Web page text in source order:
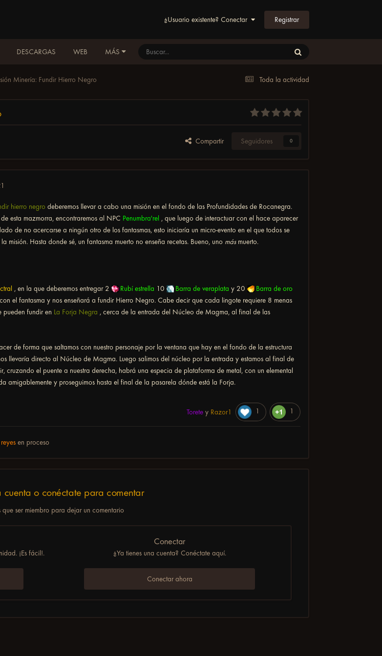
¿Usuario existente? Conectar Registrar
DESCARGAS WEB MÁS
Toda la actividad
Minería: Fundir Hierro Negro
Compartir Seguidores 0
hierro negro deberemos llevar a cabo una misión en el fondo de las Profundidades de Rocanegra.
esta mazmorra, encontraremos al NPC Penumbra'rel , que luego de interactuar con el hace aparecer
de no acercarse a ningún otro de los fantasmas, esto iniciaría un micro-evento en el que todos se
misión. Hasta donde sé, un fantasma muerto no enseña recetas. Bueno, uno másmuerto.
, en la que deberemos entregar 2 Rubí estrella 10 Barra de veraplata y 20
Barra de oro
el fantasma y nos enseñará a fundir Hierro Negro. Cabe decir que cada lingote requiere 8 menas
pueden fundir en La Forja Negra , cerca de la entrada del Núcleo de Magma, al final de las
de forma que saltamos con nuestro personaje por la ventana que hay en el fondo de la estructura
llevaría directo al Núcleo de Magma. Luego salimos del núcleo por la entrada y estamos al final de
cruzando el puente a nuestra derecha, habrá una especia de plataforma de metal, con un elemental
amigablemente y proseguimos hasta el final de la pasarela dónde está la Forja.
Toretey Razor1 1 1
en proceso
cuenta o conéctate para comentar
que ser miembro para dejar un comentario
¡Es fácil!.
Conectar
¿Ya tienes una cuenta? Conéctate aquí.
Conectar ahora